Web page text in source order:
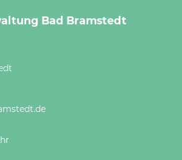
Bad Bramstedt